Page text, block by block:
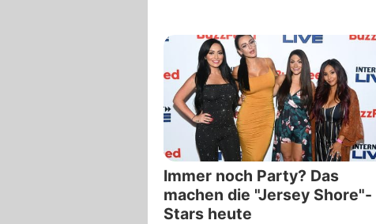
Immer noch Party? Das
machen die "Jersey Shore"-
Stars heute